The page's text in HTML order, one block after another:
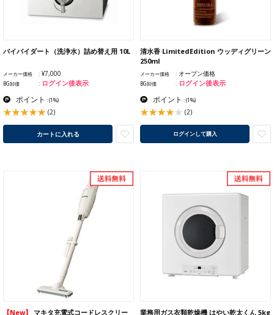
バイバイダート（洗浄水）詰め替え用 10L
メーカー価格 ¥7,000
BG卸価 ログイン後表示
ポイント :(1%)
(2)
カートに入れる
清水香 LimitedEdition ウッディグリーン
250ml
メーカー価格 オープン価格
BG卸価 ログイン後表示
ポイント :(1%)
(2)
ログインして購入
【New】 マキタ充電式コードレスクリー
業務用ガス衣類乾燥機 はやい乾太くん 5kg